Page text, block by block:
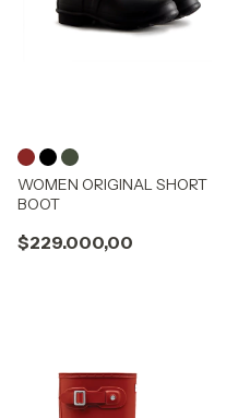
WOMEN ORIGINAL SHORT
BOOT
$229.000,00